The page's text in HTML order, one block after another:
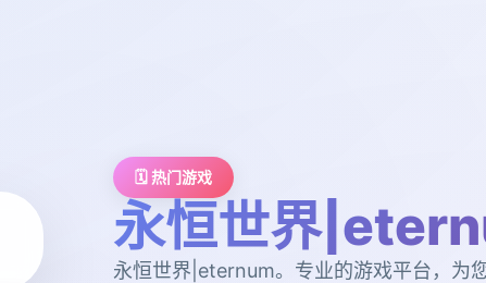
🗓️ 热门游戏
永恒世界
永恒世界|eternum。专业的游戏平台，为